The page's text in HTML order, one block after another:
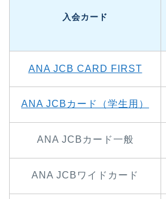
入会カード
ANA JCB CARD FIRST
ANA JCBカード（学生用）
ANA JCBカード一般
ANA JCBワイドカード